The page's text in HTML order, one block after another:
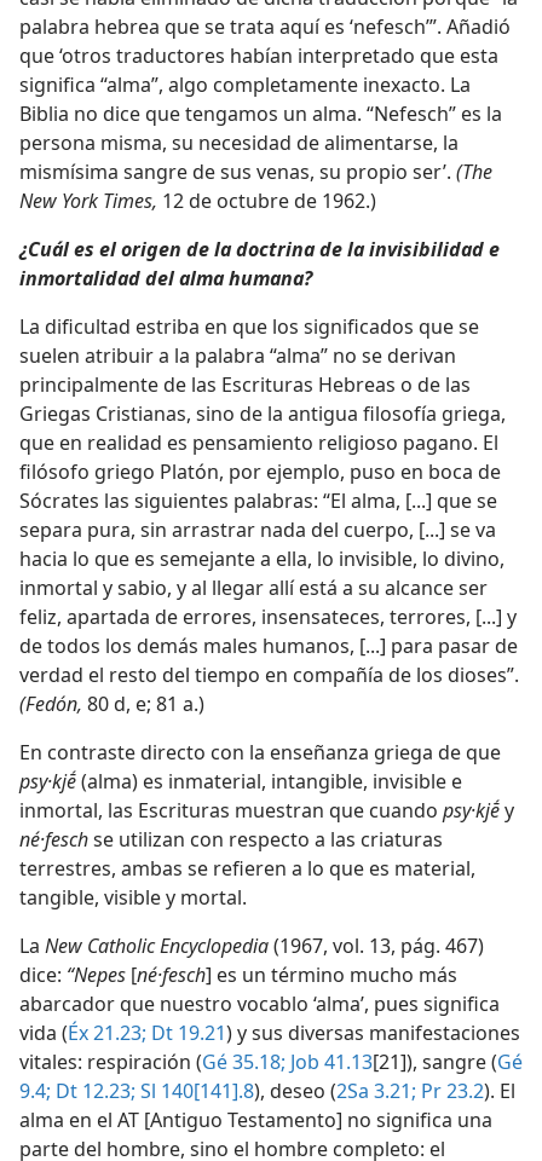
palabra hebrea que se trata aquí es ‘nefesch’”. Añadió
que ‘otros traductores habían interpretado que esta
significa “alma”, algo completamente inexacto. La
Biblia no dice que tengamos un alma. “Nefesch” es la
persona misma, su necesidad de alimentarse, la
mismísima sangre de sus venas, su propio ser’. (The
New York Times, 12 de octubre de 1962.)
¿Cuál es el origen de la doctrina de la invisibilidad e
inmortalidad del alma humana?
La dificultad estriba en que los significados que se
suelen atribuir a la palabra “alma” no se derivan
principalmente de las Escrituras Hebreas o de las
Griegas Cristianas, sino de la antigua filosofía griega,
que en realidad es pensamiento religioso pagano. El
filósofo griego Platón, por ejemplo, puso en boca de
Sócrates las siguientes palabras: “El alma, [...] que se
separa pura, sin arrastrar nada del cuerpo, [...] se va
hacia lo que es semejante a ella, lo invisible, lo divino,
inmortal y sabio, y al llegar allí está a su alcance ser
feliz, apartada de errores, insensateces, terrores, [...] y
de todos los demás males humanos, [...] para pasar de
verdad el resto del tiempo en compañía de los dioses”.
(Fedón, 80 d, e; 81 a.)
En contraste directo con la enseñanza griega de que
psy·kjḗ(alma) es inmaterial, intangible, invisible e
inmortal, las Escrituras muestran que cuando psy·kjḗy
né·feschse utilizan con respecto a las criaturas
terrestres, ambas se refieren a lo que es material,
tangible, visible y mortal.
La New Catholic Encyclopedia(1967, vol. 13, pág. 467)
dice: “Nepes [né·fesch] es un término mucho más
abarcador que nuestro vocablo ‘alma’, pues significa
vida (Éx 21.23; Dt 19.21) y sus diversas manifestaciones
vitales: respiración (Gé 35.18; Job 41.13[21]), sangre (Gé
9.4; Dt 12.23; Sl 140[141].8), deseo (2Sa 3.21; Pr 23.2). El
alma en el AT [Antiguo Testamento] no significa una
parte del hombre, sino el hombre completo: el